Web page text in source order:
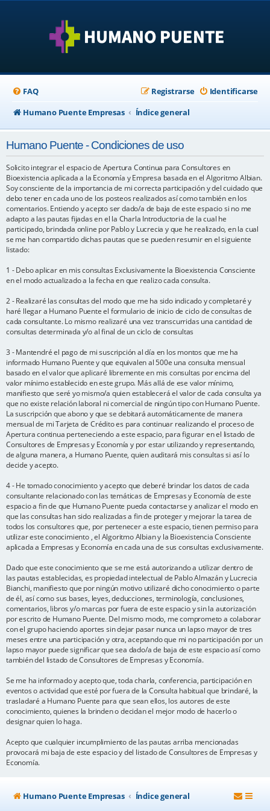
FAQ Identificarse
Registrarse
Humano Puente Empresas
Índice general
Humano Puente - Condiciones de uso
Solicito integrar el espacio de Apertura Continua para Consultores en
Bioexistencia aplicada a la Economía y Empresa basada en el Algoritmo Albian.
Soy consciente de la importancia de mi correcta participación y del cuidado que
debo tener en cada uno de los posteos realizados así como también en los
comentarios. Entiendo y acepto ser dado/a de baja de este espacio si no me
adapto a las pautas fijadas en el la Charla Introductoria de la cual he
participado, brindada online por Pablo y Lucrecia y que he realizado, en la cual
se me han compartido dichas pautas que se pueden resumir en el siguiente
listado:
1 - Debo aplicar en mis consultas Exclusivamente la Bioexistencia Consciente
en el modo actualizado a la fecha en que realizo cada consulta.
2 - Realizaré las consultas del modo que me ha sido indicado y completaré y
haré llegar a Humano Puente el formulario de inicio de ciclo de consultas de
cada consultante. Lo mismo realizaré una vez transcurridas una cantidad de
consultas determinada y/o al final de un ciclo de consultas
3 - Mantendré el pago de mi suscripción al día en los montos que me ha
informado Humano Puente y que equivalen al 500e una consulta mensual
basado en el valor que aplicaré libremente en mis consultas por encima del
valor mínimo establecido en este grupo. Más allá de ese valor mínimo,
manifiesto que seré yo mismo/a quien establecerá el valor de cada consulta ya
que no existe relación laboral ni comercial de ningún tipo con Humano Puente.
La suscripción que abono y que se debitará automáticamente de manera
mensual de mi Tarjeta de Crédito es para continuar realizando el proceso de
Apertura continua perteneciendo a este espacio, para figurar en el listado de
Consultores de Empresas y Economía y por estar utilizando y representando,
de alguna manera, a Humano Puente, quien auditará mis consultas si así lo
decide y acepto.
4 - He tomado conocimiento y acepto que deberé brindar los datos de cada
consultante relacionado con las temáticas de Empresas y Economía de este
espacio a fin de que Humano Puente pueda contactarse y analizar el modo en
que las consultas han sido realizadas a fin de proteger y mejorar la tarea de
todos los consultores que, por pertenecer a este espacio, tienen permiso para
utilizar este conocimiento , el Algoritmo Albian y la Bioexistencia Consciente
aplicada a Empresas y Economía en cada una de sus consultas exclusivamente.
Dado que este conocimiento que se me está autorizando a utilizar dentro de
las pautas establecidas, es propiedad intelectual de Pablo Almazán y Lucrecia
Bianchi, manifiesto que por ningún motivo utilizaré dicho conocimiento o parte
de él, así como sus bases, leyes, deducciones, terminología, conclusiones,
comentarios, libros y/o marcas por fuera de este espacio y sin la autorización
por escrito de Humano Puente. Del mismo modo, me comprometo a colaborar
con el grupo haciendo aportes sin dejar pasar nunca un lapso mayor de tres
meses entre una participación y otra, aceptando que mi no participación por un
lapso mayor puede significar que sea dado/a de baja de este espacio así como
también del listado de Consultores de Empresas y Economía.
Se me ha informado y acepto que, toda charla, conferencia, participación en
eventos o actividad que esté por fuera de la Consulta habitual que brindaré, la
trasladaré a Humano Puente para que sean ellos, los autores de este
conocimiento, quienes la brinden o decidan el mejor modo de hacerlo o
designar quien lo haga.
Acepto que cualquier incumplimiento de las pautas arriba mencionadas
provocará mi baja de este espacio y del listado de Consultores de Empresas y
Economía.
Humano Puente Empresas Índice general